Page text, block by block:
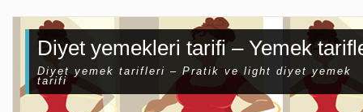
Diyet yemekleri tarifi – Yemek
Diyet yemek tarifleri – Pratik ve light diyet yemek
tarifi